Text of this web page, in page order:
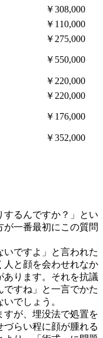
￥308,000
￥110,000
￥275,000
￥550,000
￥220,000
￥220,000
￥176,000
￥352,000
するんですか？」とい
が一番最初にこの質問
ですよ」と言われた
人と顔を会わせれなか
あります。それを抗議
すね」と一言でかた
でしょう。
すが、埋没法で処置を
らい程に顔が腫れる